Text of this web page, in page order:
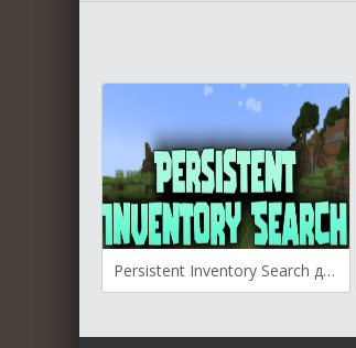
Persistent Inventory Search для Майнкрафт [1.21.4, 1.21.3, 1.21.1]